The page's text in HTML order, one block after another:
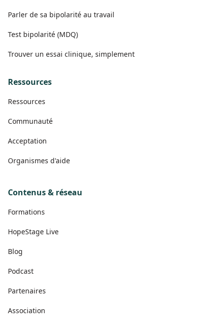
Parler de sa bipolarité au travail
Test bipolarité (MDQ)
Trouver un essai clinique, simplement
Ressources
Ressources
Communauté
Acceptation
Organismes d'aide
Contenus & réseau
Formations
HopeStage Live
Blog
Podcast
Partenaires
Association